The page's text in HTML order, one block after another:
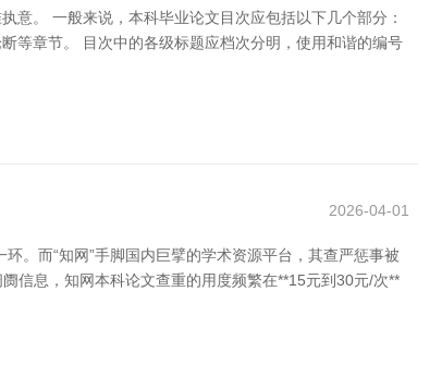
意。 一般来说，本科毕业论文目次应包括以下几个部分：
等章节。 目次中的各级标题应档次分明，使用和谐的编号
2026-04-01
。而“知网”手脚国内巨擘的学术资源平台，其查严惩事被
信息，知网本科论文查重的用度频繁在**15元到30元/次**